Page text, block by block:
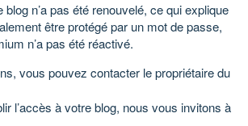
n’a pas été renouvelé, ce qui explique
être protégé par un mot de passe,
n’a pas été réactivé.
vous pouvez contacter le propriétaire du
l’accès à votre blog, nous vous invitons à